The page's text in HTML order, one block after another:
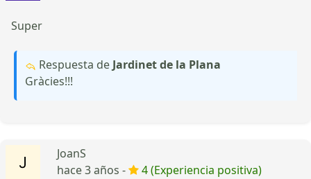
Super
Respuesta de Jardinet de la Plana
Gràcies!!!
JoanS
hace 3 años -
4 (Experiencia positiva)